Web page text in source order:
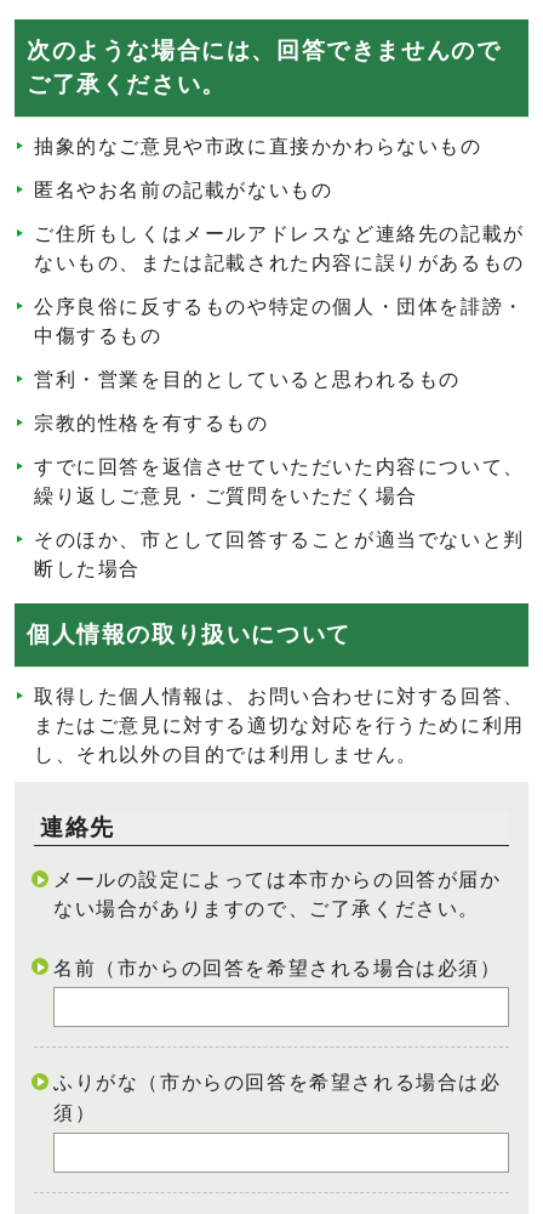
次のような場合には、回答できませんので
ご了承ください。
抽象的なご意見や市政に直接かかわらないもの
匿名やお名前の記載がないもの
ご住所もしくはメールアドレスなど連絡先の記載が
ないもの、または記載された内容に誤りがあるもの
公序良俗に反するものや特定の個人・団体を誹謗・
中傷するもの
営利・営業を目的としていると思われるもの
宗教的性格を有するもの
すでに回答を返信させていただいた内容について、
繰り返しご意見・ご質問をいただく場合
そのほか、市として回答することが適当でないと判
断した場合
個人情報の取り扱いについて
取得した個人情報は、お問い合わせに対する回答、
またはご意見に対する適切な対応を行うために利用
し、それ以外の目的では利用しません。
連絡先
メールの設定によっては本市からの回答が届か
ない場合がありますので、ご了承ください。
名前（市からの回答を希望される場合は必須）
ふりがな（市からの回答を希望される場合は必
須）